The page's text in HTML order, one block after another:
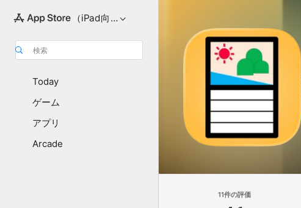
（iPad向け）
検索
Today
ゲーム
アプリ
Arcade
11件の評価